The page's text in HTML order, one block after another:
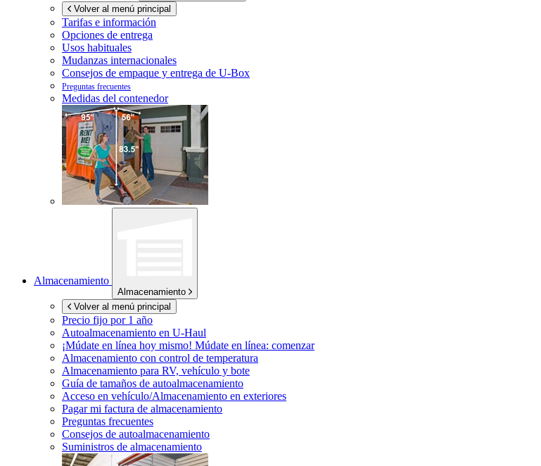
Volver al menú principal
Tarifas e información
Opciones de entrega
Usos habituales
Mudanzas internacionales
Consejos de empaque y entrega de U-Box
Preguntas frecuentes
Medidas del contenedor
Almacenamiento
Almacenamiento
Volver al menú principal
Precio fijo por 1 año
Autoalmacenamiento en U-Haul
¡Múdate en línea hoy mismo! Múdate en línea: comenzar
Almacenamiento con control de temperatura
Almacenamiento para RV, vehículo y bote
Guía de tamaños de autoalmacenamiento
Acceso en vehículo/Almacenamiento en exteriores
Pagar mi factura de almacenamiento
Preguntas frecuentes
Consejos de autoalmacenamiento
Suministros de almacenamiento